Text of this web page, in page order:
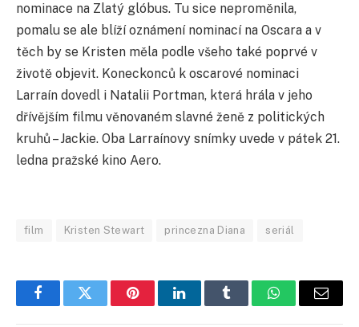
nominace na Zlatý glóbus. Tu sice neproměnila,
pomalu se ale blíží oznámení nominací na Oscara a v
těch by se Kristen měla podle všeho také poprvé v
životě objevit. Koneckonců k oscarové nominaci
Larraín dovedl i Natalii Portman, která hrála v jeho
dřívějším filmu věnovaném slavné ženě z politických
kruhů – Jackie. Oba Larraínovy snímky uvede v pátek 21.
ledna pražské kino Aero.
film Kristen Stewart princezna Diana seriál
FacebookTwitter PinterestLinkedInTumblr WhatsApp
E-